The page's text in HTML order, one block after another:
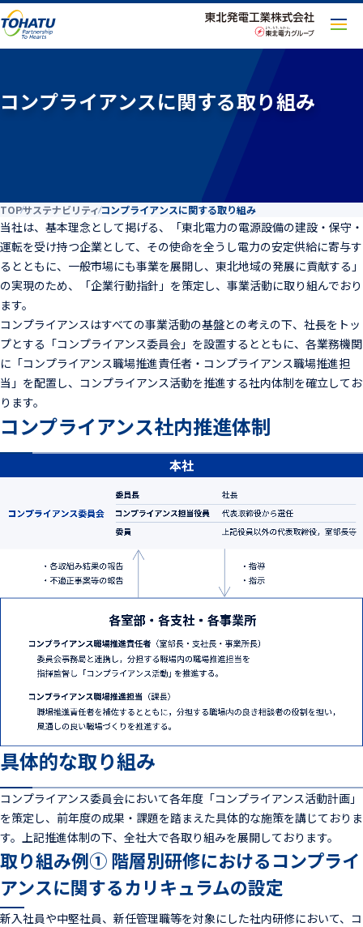
メ
ニ
コンプライアンスに関する取り組み
TOPサステナビリティコンプライアンスに関する取り組み
当社は、基本理念として掲げる、「東北電力の電源設備の建設・保守・
運転を受け持つ企業として、その使命を全うし電力の安定供給に寄与す
るとともに、一般市場にも事業を展開し、東北地域の発展に貢献する」
の実現のため、「企業行動指針」を策定し、事業活動に取り組んでおり
ます。
コンプライアンスはすべての事業活動の基盤との考えの下、社長をトッ
プとする「コンプライアンス委員会」を設置するとともに、各業務機関
に「コンプライアンス職場推進責任者・コンプライアンス職場推進担
当」を配置し、コンプライアンス活動を推進する社内体制を確立してお
ります。
コンプライアンス社内推進体制
具体的な取り組み
コンプライアンス委員会において各年度「コンプライアンス活動計画」
を策定し、前年度の成果・課題を踏まえた具体的な施策を講じておりま
す。上記推進体制の下、全社大で各取り組みを展開しております。
取り組み例① 階層別研修におけるコンプライ
アンスに関するカリキュラムの設定
新入社員や中堅社員、新任管理職等を対象にした社内研修において、コ